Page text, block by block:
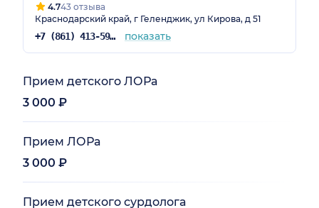
4.743 отзыва
Краснодарский край, г Геленджик, ул Кирова, д 51
+7 (861) 413-59-23 показать
Прием детского ЛОРа
3 000 ₽
Прием ЛОРа
3 000 ₽
Прием детского сурдолога